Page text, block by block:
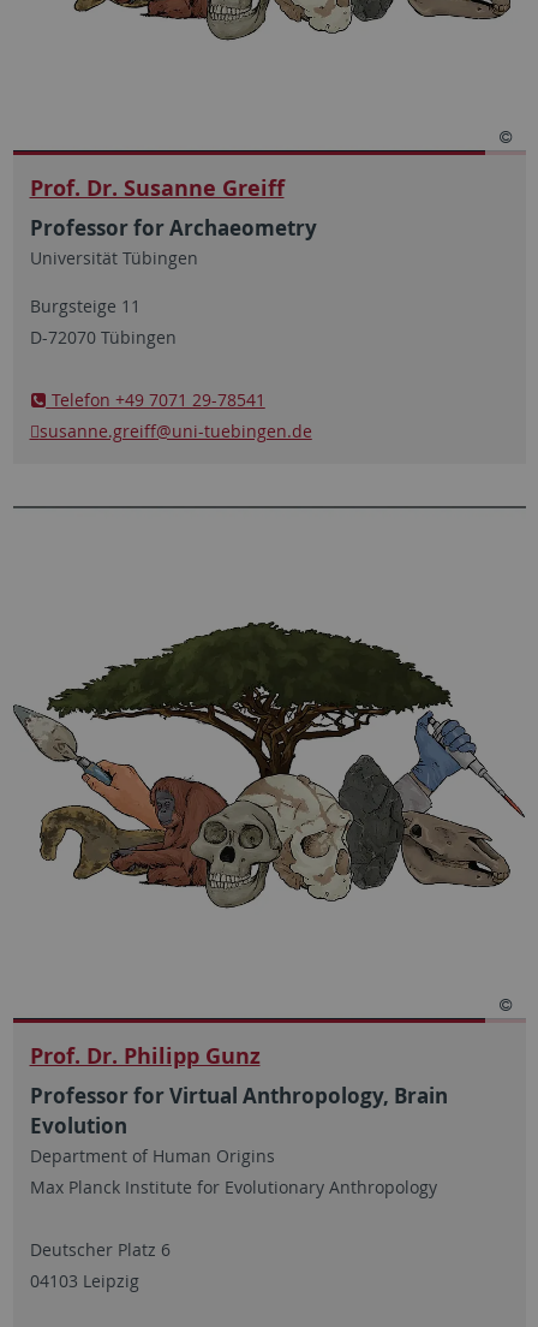
Prof. Dr. Susanne Greiff
Professor for Archaeometry
Universität Tübingen
Burgsteige 11
D-72070 Tübingen
Telefon +49 7071 29-78541
susanne.greiff@uni-tuebingen.de
Prof. Dr. Philipp Gunz
Professor for Virtual Anthropology, Brain
Evolution
Department of Human Origins
Max Planck Institute for Evolutionary Anthropology
Deutscher Platz 6
04103 Leipzig